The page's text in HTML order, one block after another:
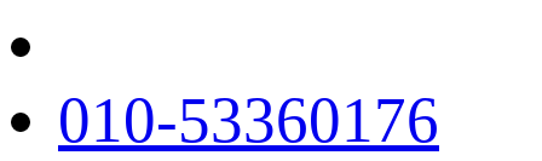
010-53360176